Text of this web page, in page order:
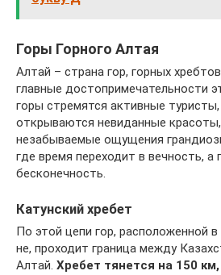
Горы Горного Алтая
Алтай – страна гор, горных
главные достопримечательности
горы стремятся активные
открываются невиданные
незабываемые ощущения
где время переходит в вечность, а
бесконечность.
Катунский хребет
По этой цепи гор, расположенной
не, проходит граница между
Алтай. Хребет тянется на 150